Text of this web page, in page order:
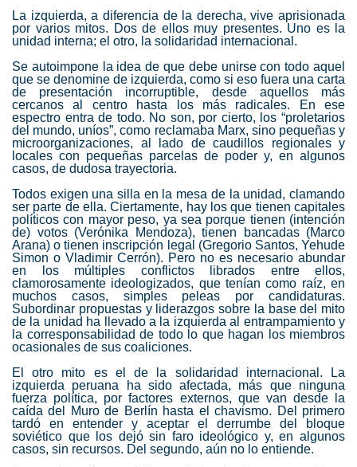
La izquierda, a diferencia de la derecha, vive aprisionada
por varios mitos. Dos de ellos muy presentes. Uno es la
unidad interna; el otro, la solidaridad internacional.
Se autoimpone la idea de que debe unirse con todo aquel
que se denomine de izquierda, como si eso fuera una carta
de presentación incorruptible, desde aquellos más
cercanos al centro hasta los más radicales. En ese
espectro entra de todo. No son, por cierto, los “proletarios
del mundo, uníos”, como reclamaba Marx, sino pequeñas y
microorganizaciones, al lado de caudillos regionales y
locales con pequeñas parcelas de poder y, en algunos
casos, de dudosa trayectoria.
Todos exigen una silla en la mesa de la unidad, clamando
ser parte de ella. Ciertamente, hay los que tienen capitales
políticos con mayor peso, ya sea porque tienen (intención
de) votos (Verónika Mendoza), tienen bancadas (Marco
Arana) o tienen inscripción legal (Gregorio Santos, Yehude
Simon o Vladimir Cerrón). Pero no es necesario abundar
en los múltiples conflictos librados entre ellos,
clamorosamente ideologizados, que tenían como raíz, en
muchos casos, simples peleas por candidaturas.
Subordinar propuestas y liderazgos sobre la base del mito
de la unidad ha llevado a la izquierda al entrampamiento y
la corresponsabilidad de todo lo que hagan los miembros
ocasionales de sus coaliciones.
El otro mito es el de la solidaridad internacional. La
izquierda peruana ha sido afectada, más que ninguna
fuerza política, por factores externos, que van desde la
caída del Muro de Berlín hasta el chavismo. Del primero
tardó en entender y aceptar el derrumbe del bloque
soviético que los dejó sin faro ideológico y, en algunos
casos, sin recursos. Del segundo, aún no lo entiende.